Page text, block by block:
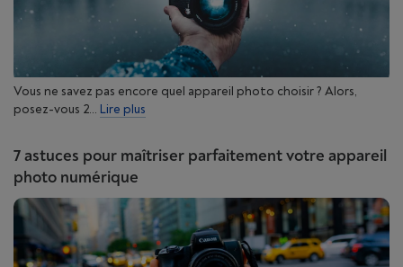
Vous ne savez pas encore quel appareil photo choisir ? Alors,
posez-vous 2... Lire plus
7 astuces pour maîtriser parfaitement votre appareil
photo numérique